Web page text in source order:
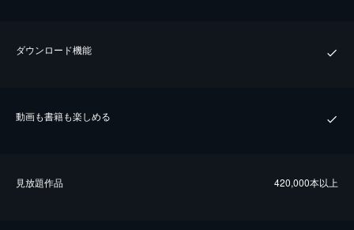
ダウンロード機能
動画も書籍も楽しめる
⾒放題作品 420,000本以上